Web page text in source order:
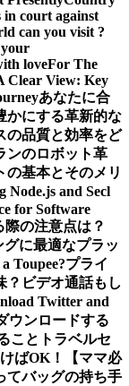
in court against
can you visit ?
loveFor The
Clear View: Key
あなたに合
かにする革新的な
の品質と効率をど
ンのロボット革
の基本とそのメリ
Node.js and Secl
for Software
際の注意点は？
に最適なプラッ
Toupee?プライ
？ ビデオ通話もし
Twitter and
ウンロードする
こと トラベルセ
ばOK！【ママ必
てバッグの持ち手